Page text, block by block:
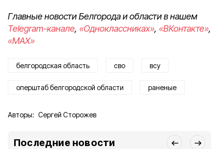
Главные новости Белгорода и области в нашем
Telegram-канале, «Одноклассниках», «ВКонтакте»,
«MAX»
белгородская область сво всу
оперштаб белгородской области раненые
Авторы: Сергей Сторожев
Последние новости